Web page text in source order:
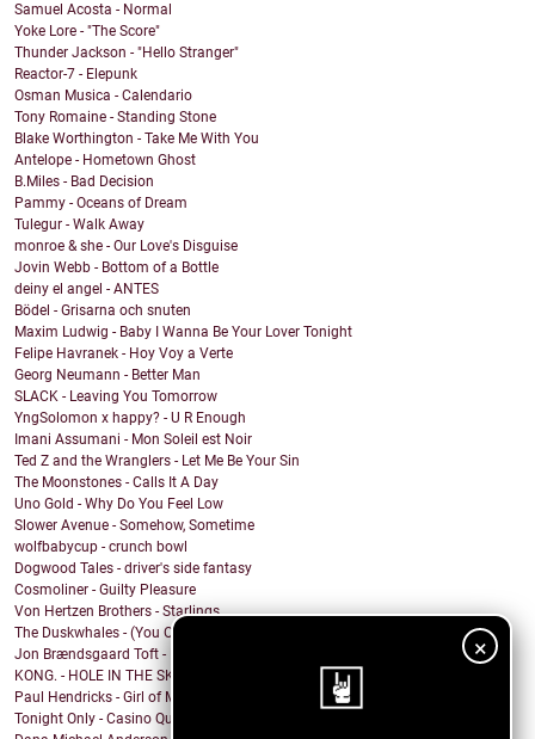
×
Samuel Acosta - Normal
Yoke Lore - "The Score"
Thunder Jackson - "Hello Stranger"
Reactor-7 - Elepunk
Osman Musica - Calendario
Tony Romaine - Standing Stone
Blake Worthington - Take Me With You
Antelope - Hometown Ghost
B.Miles - Bad Decision
Pammy - Oceans of Dream
Tulegur - Walk Away
monroe & she - Our Love's Disguise
Jovin Webb - Bottom of a Bottle
deiny el angel - ANTES
Bödel - Grisarna och snuten
Maxim Ludwig - Baby I Wanna Be Your Lover Tonight
Felipe Havranek - Hoy Voy a Verte
Georg Neumann - Better Man
SLACK - Leaving You Tomorrow
YngSolomon x happy? - U R Enough
Imani Assumani - Mon Soleil est Noir
Ted Z and the Wranglers - Let Me Be Your Sin
The Moonstones - Calls It A Day
Uno Gold - Why Do You Feel Low
Slower Avenue - Somehow, Sometime
wolfbabycup - crunch bowl
Dogwood Tales - driver's side fantasy
Cosmoliner - Guilty Pleasure
Von Hertzen Brothers - Starlings
The Duskwhales - (You Only Love Me) When You're High
Jon Brændsgaard Toft - My Mind Playing Tricks
KONG. - HOLE IN THE SKY.
Paul Hendricks - Girl of My Dreams
Tonight Only - Casino Queen (feat. Phoebe Scott & ...